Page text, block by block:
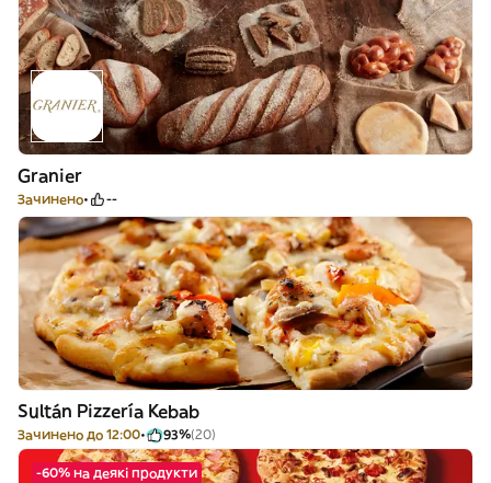
Granier
Зачинено --
Sultán Pizzería Kebab
Зачинено до 12:00 93%(20)
-60% на деякі продукти